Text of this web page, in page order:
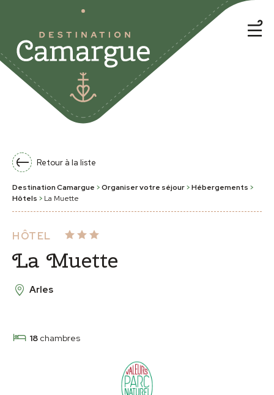
Retour à la liste
Destination Camargue >Organiser votre séjour>Hébergements >
Hôtels > La Muette
HÔTEL
La Muette
Arles
18 chambres